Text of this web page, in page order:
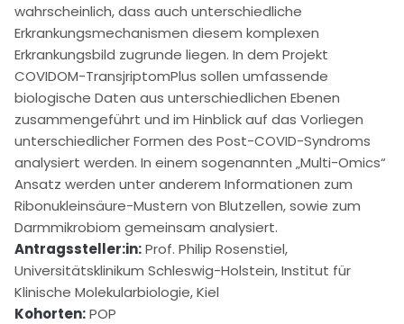
wahrscheinlich, dass auch unterschiedliche
Erkrankungsmechanismen diesem komplexen
Erkrankungsbild zugrunde liegen. In dem Projekt
COVIDOM-TransjriptomPlus sollen umfassende
biologische Daten aus unterschiedlichen Ebenen
zusammengeführt und im Hinblick auf das Vorliegen
unterschiedlicher Formen des Post-COVID-Syndroms
analysiert werden. In einem sogenannten „Multi-Omics“
Ansatz werden unter anderem Informationen zum
Ribonukleinsäure-Mustern von Blutzellen, sowie zum
Darmmikrobiom gemeinsam analysiert.
Antragssteller:in:Prof. Philip Rosenstiel,
Universitätsklinikum Schleswig-Holstein, Institut für
Klinische Molekularbiologie, Kiel
Kohorten:POP